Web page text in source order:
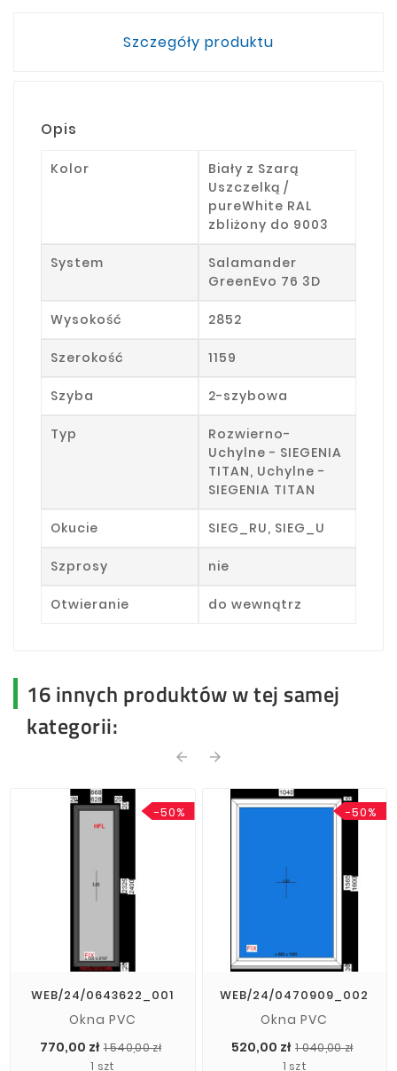
Szczegóły produktu
Opis
Kolor
Biały z Szarą
Uszczelką /
pureWhite RAL
zbliżony do 9003
System
Salamander
GreenEvo 76 3D
Wysokość 2852
Szerokość 1159
Szyba 2-szybowa
Typ
Rozwierno-
Uchylne - SIEGENIA
TITAN, Uchylne -
SIEGENIA TITAN
Okucie SIEG_RU, SIEG_U
Szprosy nie
Otwieranie do wewnątrz
16 innych produktów w tej samej
kategorii:
arrow_back arrow_forward
-50%
WEB/24/0643622_001
Okna PVC
770,00 zł 1 540,00 zł
1 szt
-50%
WEB/24/0470909_002
Okna PVC
520,00 zł 1 040,00 zł
1 szt